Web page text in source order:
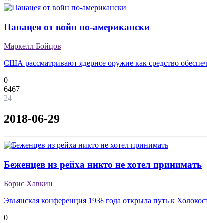
Панацея от войн по-американски
Маркелл Бойцов
США рассматривают ядерное оружие как средство
0
6467
24
2018-06-29
Беженцев из рейха никто не хотел принимать
Борис Хавкин
Эвьянская конференция 1938 года открыла путь к
0